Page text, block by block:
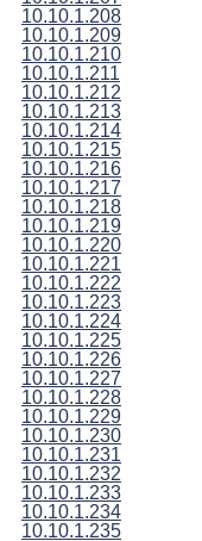
10.10.1.208
10.10.1.209
10.10.1.210
10.10.1.211
10.10.1.212
10.10.1.213
10.10.1.214
10.10.1.215
10.10.1.216
10.10.1.217
10.10.1.218
10.10.1.219
10.10.1.220
10.10.1.221
10.10.1.222
10.10.1.223
10.10.1.224
10.10.1.225
10.10.1.226
10.10.1.227
10.10.1.228
10.10.1.229
10.10.1.230
10.10.1.231
10.10.1.232
10.10.1.233
10.10.1.234
10.10.1.235